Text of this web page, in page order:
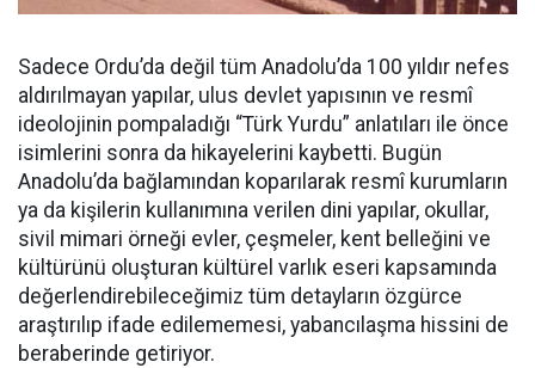
Sadece Ordu’da değil tüm Anadolu’da 100 yıldır nefes
aldırılmayan yapılar, ulus devlet yapısının ve resmî
ideolojinin pompaladığı “Türk Yurdu” anlatıları ile önce
isimlerini sonra da hikayelerini kaybetti. Bugün
Anadolu’da bağlamından koparılarak resmî kurumların
ya da kişilerin kullanımına verilen dini yapılar, okullar,
sivil mimari örneği evler, çeşmeler, kent belleğini ve
kültürünü oluşturan kültürel varlık eseri kapsamında
değerlendirebileceğimiz tüm detayların özgürce
araştırılıp ifade edilememesi, yabancılaşma hissini de
beraberinde getiriyor.